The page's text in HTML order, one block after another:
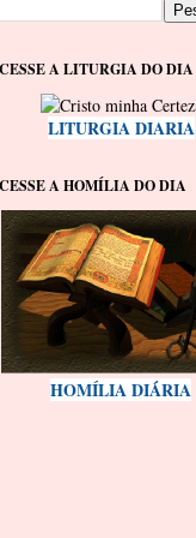
A LITURGIA DO DIA
LITURGIA DIARIA
A HOMÍLIA DO DIA
HOMÍLIA DIÁRIA